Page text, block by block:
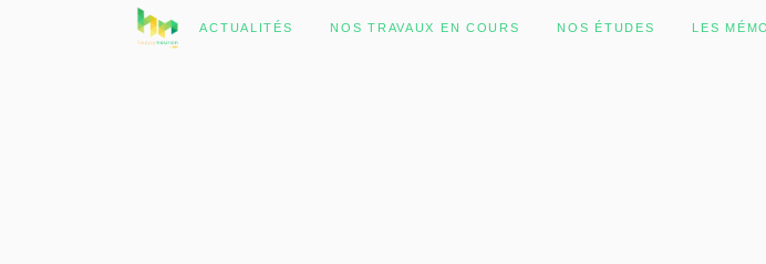
ACTUALITÉS NOS TRAVAUX EN COURS NOS ÉTUDES LES
No posts were found.